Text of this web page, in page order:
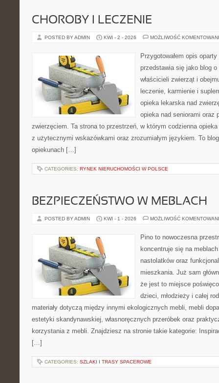
CHOROBY I LECZENIE
POSTED BY ADMIN KWI - 2 - 2026 MOŻLIWOŚĆ
Przygotowałem opis
przedstawia się jako blog
właścicieli zwierząt i
leczenie, karmienie i
opieka lekarska nad
opieka nad seniorami oraz
zwierzęciem. Ta strona to przestrzeń, w którym codzienna
z użytecznymi wskazówkami oraz zrozumiałym językiem. To
opiekunach […]
CATEGORIES: RYNEK NIERUCHOMOŚCI W POLSCE
BEZPIECZEŃSTWO W MEBLACH
POSTED BY ADMIN KWI - 1 - 2026 MOŻLIWOŚĆ
Pino to nowoczesna
koncentruje się na
nastolatków oraz
mieszkania. Już sam
że jest to miejsce
dzieci, młodzieży i całej
materiały dotyczą między innymi ekologicznych mebli, mebli
estetyki skandynawskiej, własnoręcznych przeróbek oraz
korzystania z mebli. Znajdziesz na stronie takie kategorie:
[…]
CATEGORIES: SZLAKI I TRASY SPACEROWE